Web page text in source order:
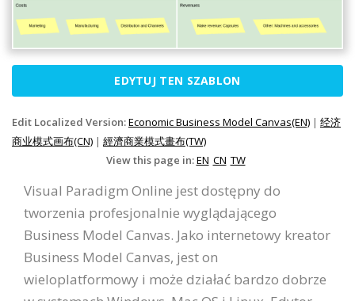
EDYTUJ TEN SZABLON
Edit Localized Version:Economic Business Model Canvas(EN) | 经济
商业模式画布(CN) | 經濟商業模式畫布(TW)
View this page in:EN CN TW
Visual Paradigm Online jest dostępny do
tworzenia profesjonalnie wyglądającego
Business Model Canvas. Jako internetowy kreator
Business Model Canvas, jest on
wieloplatformowy i może działać bardzo dobrze